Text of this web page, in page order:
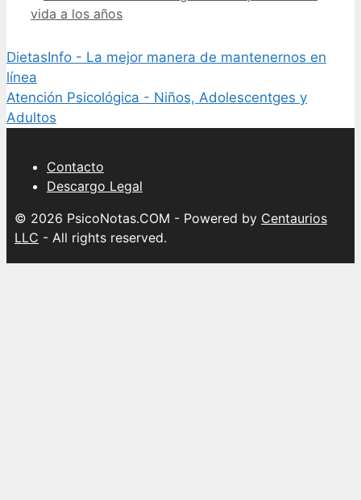
vida a los años
DietasInfo - La mejor manera de mantenernos en
línea
Atención Psicológica - Niños, Adolescentges y
Adultos
Contacto
Descargo Legal
© 2026 PsicoNotas.COM - Powered by Centaurios
LLC - All rights reserved.